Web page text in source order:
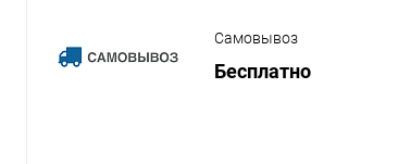
Самовывоз
Бесплатно